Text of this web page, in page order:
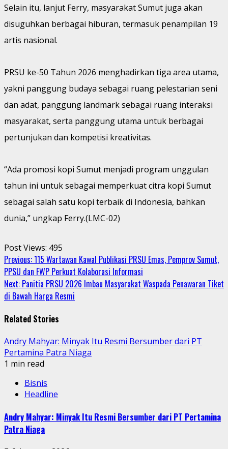
Selain itu, lanjut Ferry, masyarakat Sumut juga akan
disuguhkan berbagai hiburan, termasuk penampilan 19
artis nasional.
PRSU ke-50 Tahun 2026 menghadirkan tiga area utama,
yakni panggung budaya sebagai ruang pelestarian seni
dan adat, panggung landmark sebagai ruang interaksi
masyarakat, serta panggung utama untuk berbagai
pertunjukan dan kompetisi kreativitas.
“Ada promosi kopi Sumut menjadi program unggulan
tahun ini untuk sebagai memperkuat citra kopi Sumut
sebagai salah satu kopi terbaik di Indonesia, bahkan
dunia,” ungkap Ferry.(LMC-02)
Post Views: 495
Continue
Reading
Previous:115 Wartawan Kawal Publikasi PRSU Emas, Pemprov Sumut,
PPSU dan FWP Perkuat Kolaborasi Informasi
Next: Panitia PRSU 2026 Imbau Masyarakat Waspada Penawaran Tiket
di Bawah Harga Resmi
Related Stories
Andry Mahyar: Minyak Itu Resmi Bersumber dari PT
Pertamina Patra Niaga
1 min read
Bisnis
Headline
Andry Mahyar: Minyak Itu Resmi Bersumber dari PT Pertamina
Patra Niaga